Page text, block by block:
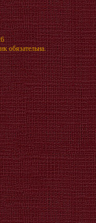
обязательна.